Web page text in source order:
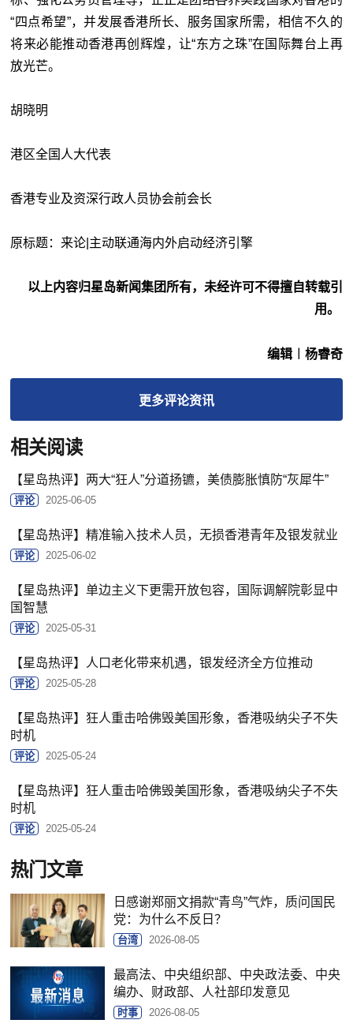
“四点希望”，并发展香港所长、服务国家所需，相信不久的
将来必能推动香港再创辉煌，让“东方之珠”在国际舞台上再
放光芒。
胡晓明
港区全国人大代表
香港专业及资深行政人员协会前会长
原标题：来论|主动联通海内外启动经济引擎
以上内容归星岛新闻集团所有，未经许可不得擅自转载引
用。
编辑︱杨睿奇
更多评论资讯
相关阅读
【星岛热评】两大“狂人”分道扬镳，美债膨胀慎防“灰犀牛”
评论 2025-06-05
【星岛热评】精准输入技术人员，无损香港青年及银发就业
评论 2025-06-02
【星岛热评】单边主义下更需开放包容，国际调解院彰显中
国智慧
评论 2025-05-31
【星岛热评】人口老化带来机遇，银发经济全方位推动
评论 2025-05-28
【星岛热评】狂人重击哈佛毁美国形象，香港吸纳尖子不失
时机
评论 2025-05-24
【星岛热评】狂人重击哈佛毁美国形象，香港吸纳尖子不失
时机
评论 2025-05-24
热门文章
日感谢郑丽文捐款“青鸟”气炸，质问国民
党：为什么不反日？
台湾 2026-08-05
最高法、中央组织部、中央政法委、中央
编办、财政部、人社部印发意见
时事 2026-08-05